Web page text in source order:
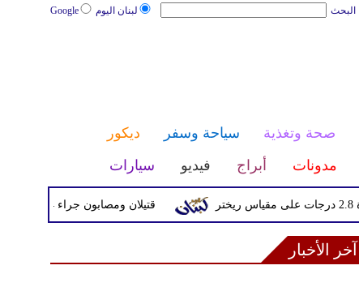
لبنان اليوم Google البحث
صحة وتغذية سياحة وسفر
ديكور
مدونات أبراج فيديو سيارات
قتيلان ومصابون جراء 14 غارة إسرائيلية على شرق وجنوب لبنان
آخر الأخبار